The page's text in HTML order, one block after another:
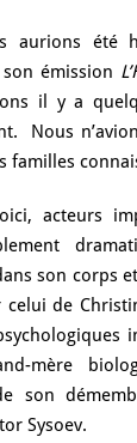
aurions été
émission
il y a
Nous
familles
acteurs
son corps
celui de
mère
son
Sysoev.